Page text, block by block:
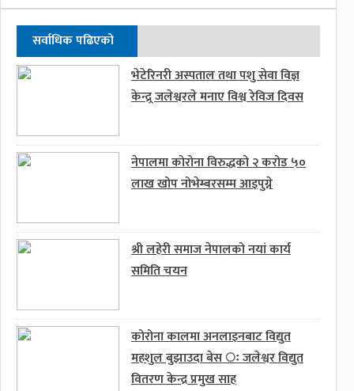
सर्वाधिक पढिएको
भेटेरिनरी अस्पताल तथा पशु सेवा विज्ञ
केन्द्र्र जलेश्वरले मनाए विश्व रेविज दिवस
नेपालमा कोरोना विरुद्धको २ करोड ५०
लाख खोप नोभेम्बरसम्म आइपुग्ने
श्री लहेरी समाज नेपालको नयां कार्य
समिति चयन
कोरोना कालमा अनलाइनबाट विद्युत
महशुल बुझाउदा बेस ः जलेश्वर विद्युत
वितरण केन्द्र प्रमुख साह